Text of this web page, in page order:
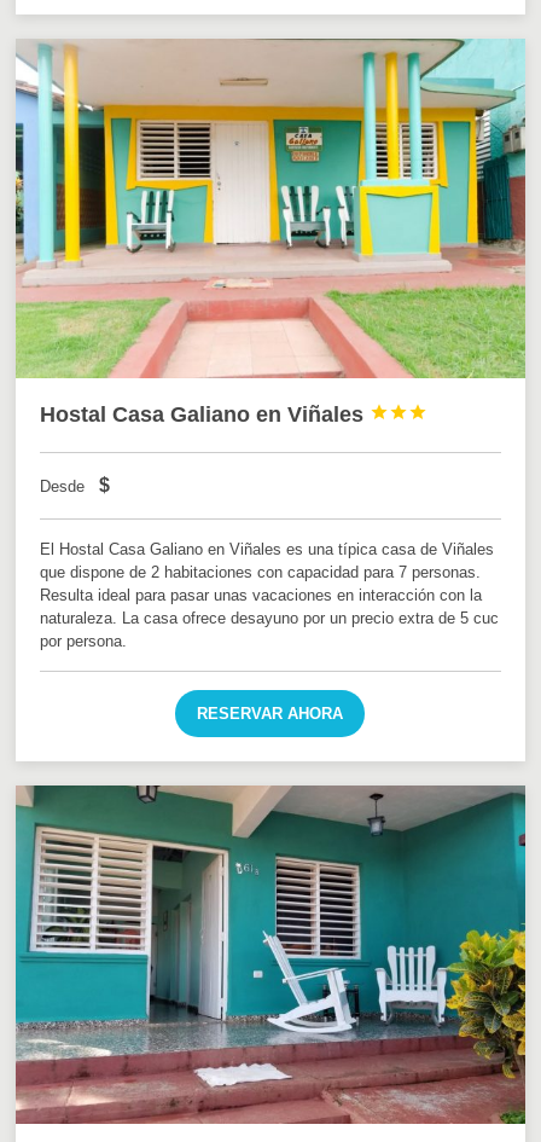
Hostal Casa Galiano en Viñales 


Desde $
El Hostal Casa Galiano en Viñales es una típica casa de Viñales
que dispone de 2 habitaciones con capacidad para 7 personas.
Resulta ideal para pasar unas vacaciones en interacción con la
naturaleza. La casa ofrece desayuno por un precio extra de 5 cuc
por persona.
RESERVAR AHORA